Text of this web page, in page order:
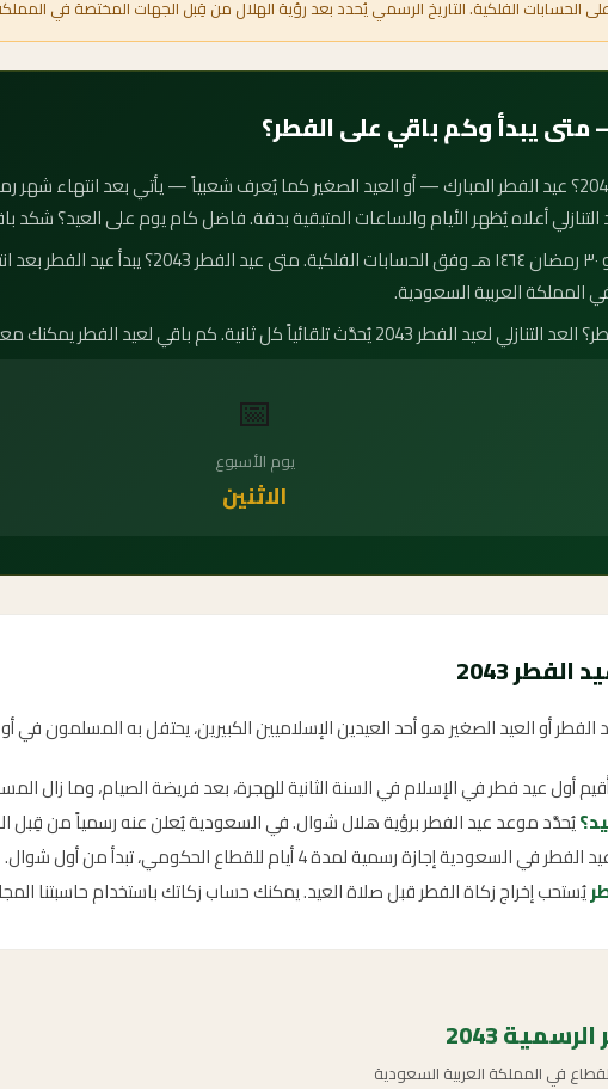
الحسابات الفلكية. التاريخ الرسمي يُحدد بعد رؤية الهلال من قِبل الجهات المختصة في
أعلاه يُظهر الأيام والساعات المتبقية بدقة. فاضل كام يوم على العيد؟ شكد
موعد عيد الفطر 2043 هو ٣٠ رمضان ١٤٦٤ هـ وفق
المملكة العربية السعودية.
كل ثانية. كم باقي لعيد الفطر يمكنك معرفته بدقة من العداد أعلاه.
📅
يوم الأسبوع
الاثنين
2043
الفطر أو العيد الصغير هو أحد العيدين الإسلاميين الكبيرين، يحتفل به المسلمون
أول عيد فطر في الإسلام في السنة الثانية للهجرة، بعد فريضة الصيام، وما زال
يُحدَّد موعد عيد الفطر برؤية هلال شوال. في السعودية يُعلن عنه رسمياً من قِبل
الفطر في السعودية إجازة رسمية لمدة 4 أيام للقطاع الحكومي، تبدأ من أول شوال.
يُستحب إخراج زكاة الفطر قبل صلاة العيد. يمكنك حساب زكاتك باستخدام حاسبتنا
2043
في المملكة العربية السعودية